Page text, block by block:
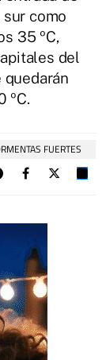
como
35 ºC,
del
ºC.
FUERTES